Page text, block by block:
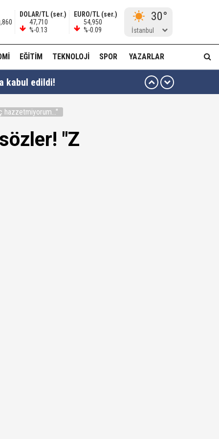
DOLAR/TL (ser.)
47,710
%-0.13
EURO/TL (ser.)
54,950
%-0.09
30°
İstanbul
EĞITIM TEKNOLOJI SPOR YAZARLAR
kabul edildi!
dair açıklama
diyerek vekilleri kovdu..!"
yiyor..!"
kararı...
dikkat çekti!
hazzetmiyorum..."
"Z